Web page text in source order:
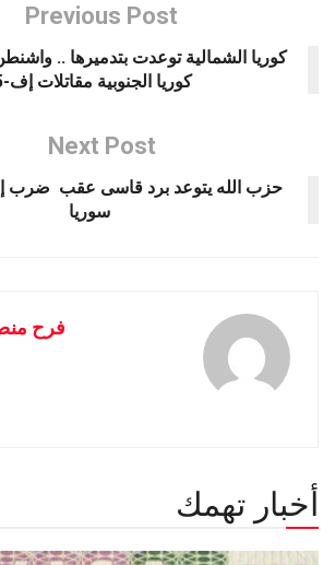
Previous Post
كوريا الشمالية توعدت بتدميرها ..
كوريا الجنوبية مقاتلات إف-35
Next Post
حزب الله يتوعد برد قاسى عقب ضرب
سوريا
فرح
أخبار تهمك